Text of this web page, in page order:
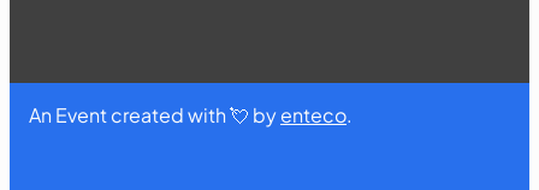
An Event created with 💘 byenteco.